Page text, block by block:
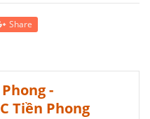
Share
-
Tiền Phong